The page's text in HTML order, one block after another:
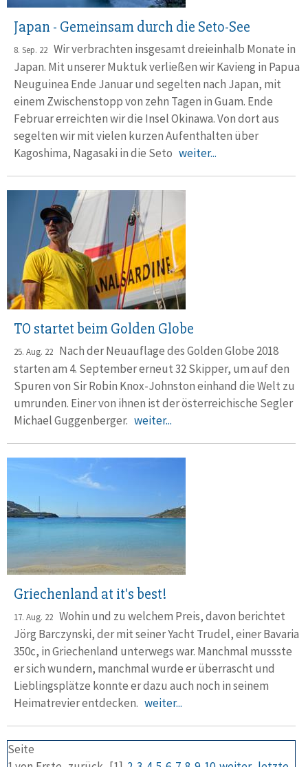
Japan - Gemeinsam durch die Seto-See
8. Sep. 22 Wir verbrachten insgesamt dreieinhalb Monate in
Japan. Mit un­se­rer Muktuk verließen wir Kavieng in Papua
Neuguinea Ende Ja­nu­ar und segelten nach Japan, mit
einem Zwischen­stopp von zehn Ta­gen in Guam. Ende
Februar erreichten wir die Insel Okinawa. Von dort aus
segelten wir mit vielen kurzen Aufent­halten über
Kagoshima, Nagasaki in die Seto weiter...
TO startet beim Golden Globe
25. Aug. 22 Nach der Neuauflage des Golden Globe 2018
starten am 4. Sep­tem­ber erneut 32 Skipper, um auf den
Spuren von Sir Robin Knox-Johnston einhand die Welt zu
umrunden. Einer von ihnen ist der öster­reichi­sche Segler
Michael Guggen­berger. weiter...
Griechenland at it's best!
17. Aug. 22 Wohin und zu welchem Preis, davon berichtet
Jörg Barczynski, der mit seiner Yacht Trudel, einer Bavaria
350c, in Griechenland unter­wegs war. Manchmal mussste
er sich wundern, manchmal wurde er überrascht und
Lieblings­plätze konnte er dazu auch noch in seinem
Heimat­revier entdecken. weiter...
Seite